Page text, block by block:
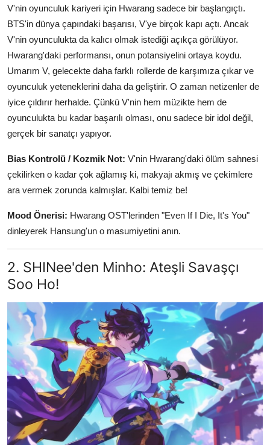
V'nin oyunculuk kariyeri için Hwarang sadece bir başlangıçtı.
BTS'in dünya çapındaki başarısı, V'ye birçok kapı açtı. Ancak
V'nin oyunculukta da kalıcı olmak istediği açıkça görülüyor.
Hwarang'daki performansı, onun potansiyelini ortaya koydu.
Umarım V, gelecekte daha farklı rollerde de karşımıza çıkar ve
oyunculuk yeteneklerini daha da geliştirir. O zaman netizenler de
iyice çıldırır herhalde. Çünkü V'nin hem müzikte hem de
oyunculukta bu kadar başarılı olması, onu sadece bir idol değil,
gerçek bir sanatçı yapıyor.
Bias Kontrolü / Kozmik Not: V'nin Hwarang'daki ölüm sahnesi
çekilirken o kadar çok ağlamış ki, makyajı akmış ve çekimlere
ara vermek zorunda kalmışlar. Kalbi temiz be!
Mood Önerisi: Hwarang OST'lerinden "Even If I Die, It's You"
dinleyerek Hansung'un o masumiyetini anın.
2. SHINee'den Minho: Ateşli Savaşçı
Soo Ho!